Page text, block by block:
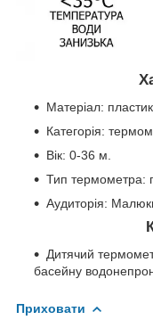
Матеріал: пластик
Категорія:
Вік: 0-36 м.
Тип термометра:
Аудиторія:
Дитячий
басейну
Приховати